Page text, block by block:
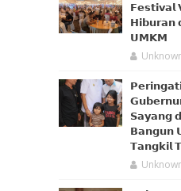
𝗛𝗶𝗯𝘂𝗿𝗮𝗻
𝗨𝗠𝗞𝗠
𝗦𝗮𝘆𝗮𝗻𝗴
𝗕𝗮𝗻𝗴𝘂𝗻
𝗧𝗮𝗻𝗴𝗸𝗶𝗹